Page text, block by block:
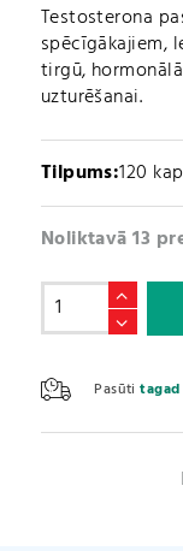
Testosterona
spēcīgākajiem,
tirgū,
uzturēšanai.
Tilpums:120
Noliktavā 13
ForTest
(120
daudzums
Pasūtitagad